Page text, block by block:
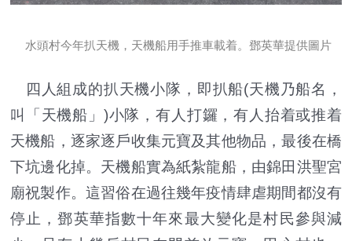
水頭村今年扒天機，天機船用手推車載着。鄧英華提供圖片
四人組成的扒天機小隊，即扒船(天機乃船名，
叫「天機船」)小隊，有人打鑼，有人抬着或推着
天機船，逐家逐戶收集元寶及其他物品，最後在橋
下坑邊化掉。天機船實為紙紮龍船，由錦田洪聖宮
廟祝製作。這習俗在過往幾年疫情肆虐期間都沒有
停止，鄧英華指數十年來最大變化是村民參與減